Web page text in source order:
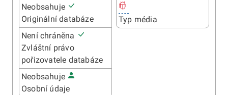
Neobsahuje
Originální databáze
Není chráněna
Zvláštní právo
pořizovatele databáze
Neobsahuje
Osobní údaje
Typ média